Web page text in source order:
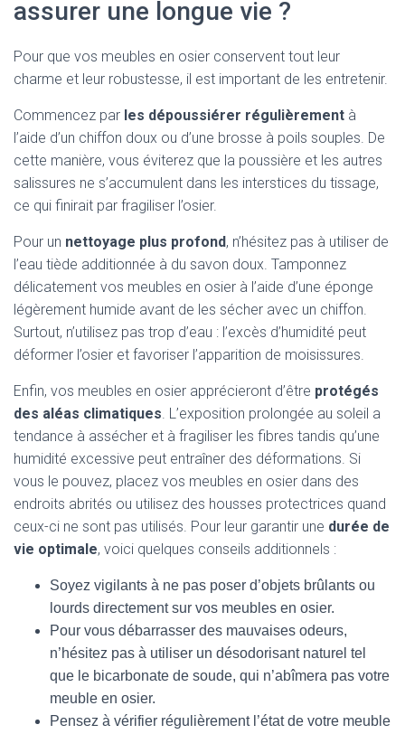
assurer une longue vie ?
Pour que vos meubles en osier conservent tout leur
charme et leur robustesse, il est important de les entretenir.
Commencez par les dépoussiérer régulièrement à
l’aide d’un chiffon doux ou d’une brosse à poils souples. De
cette manière, vous éviterez que la poussière et les autres
salissures ne s’accumulent dans les interstices du tissage,
ce qui finirait par fragiliser l’osier.
Pour un nettoyage plus profond, n’hésitez pas à utiliser de
l’eau tiède additionnée à du savon doux. Tamponnez
délicatement vos meubles en osier à l’aide d’une éponge
légèrement humide avant de les sécher avec un chiffon.
Surtout, n’utilisez pas trop d’eau : l’excès d’humidité peut
déformer l’osier et favoriser l’apparition de moisissures.
Enfin, vos meubles en osier apprécieront d’être protégés
des aléas climatiques . L’exposition prolongée au soleil a
tendance à assécher et à fragiliser les fibres tandis qu’une
humidité excessive peut entraîner des déformations. Si
vous le pouvez, placez vos meubles en osier dans des
endroits abrités ou utilisez des housses protectrices quand
ceux-ci ne sont pas utilisés. Pour leur garantir une durée de
vie optimale, voici quelques conseils additionnels :
Soyez vigilants à ne pas poser d’objets brûlants ou
lourds directement sur vos meubles en osier.
Pour vous débarrasser des mauvaises odeurs,
n’hésitez pas à utiliser un désodorisant naturel tel
que le bicarbonate de soude, qui n’abîmera pas votre
meuble en osier.
Pensez à vérifier régulièrement l’état de votre meuble